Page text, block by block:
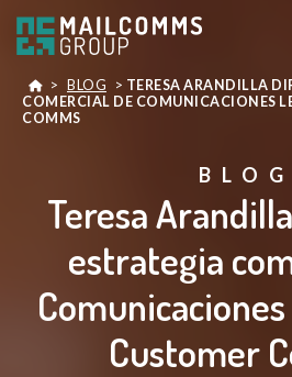
> BLOG > TERESA ARANDILLA
COMERCIAL DE COMUNICACIONES
COMMS
BLOG
Teresa
estrategia
Customer